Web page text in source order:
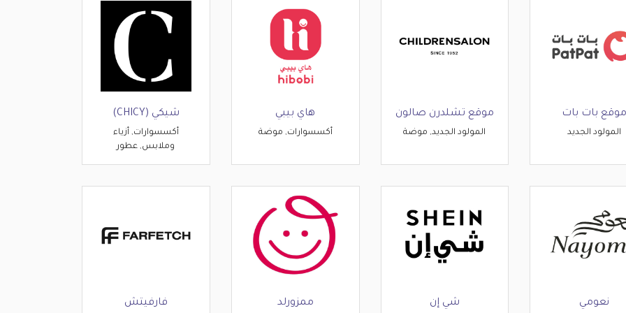
موقع بات بات
المولود الجديد
موقع تشلدرن صالون
المولود الجديد, موضة
هاي بيبي
أكسسوارات, موضة
شيكي (CHICY)
أكسسوارات, أزياء
وملابس, عطور
نعومي شي إن ممزورلد فارفيتش